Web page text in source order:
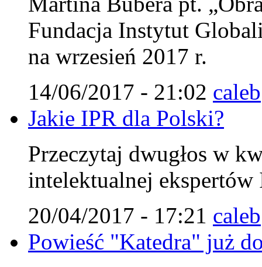
Fundacja Instytut
na wrzesień 2017 r.
14/06/2017 - 21:02 caleb
Jakie IPR dla Polski?
Przeczytaj dwugłos w
intelektualnej
20/04/2017 - 17:21 caleb
Powieść "Katedra" już